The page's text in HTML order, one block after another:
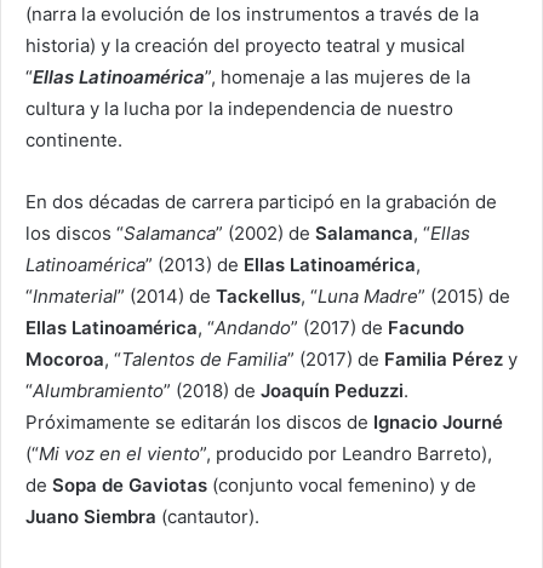
(narra la evolución de los instrumentos a través de la
historia) y la creación del proyecto teatral y musical
“Ellas Latinoamérica”, homenaje a las mujeres de la
cultura y la lucha por la independencia de nuestro
continente.
En dos décadas de carrera participó en la grabación de
los discos “Salamanca” (2002) de Salamanca, “Ellas
Latinoamérica” (2013) de Ellas Latinoamérica,
“Inmaterial” (2014) de Tackellus, “Luna Madre” (2015) de
Ellas Latinoamérica, “Andando” (2017) de Facundo
Mocoroa, “Talentos de Familia” (2017) de Familia Pérez y
“Alumbramiento” (2018) de Joaquín Peduzzi.
Próximamente se editarán los discos de Ignacio Journé
(“Mi voz en el viento”, producido por Leandro Barreto),
de Sopa de Gaviotas (conjunto vocal femenino) y de
Juano Siembra (cantautor).